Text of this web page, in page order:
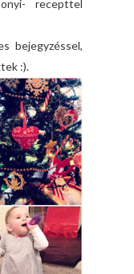
recepttel
bejegyzéssel,
:).